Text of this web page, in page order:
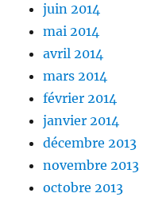
juin 2014
mai 2014
avril 2014
mars 2014
février 2014
janvier 2014
décembre 2013
novembre 2013
octobre 2013